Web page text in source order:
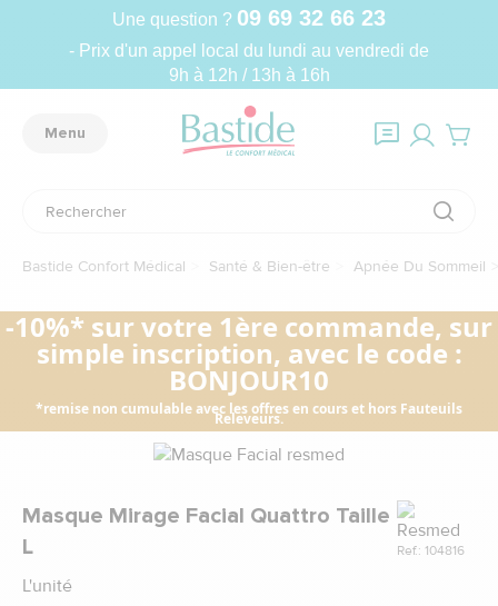
Une question ? 09 69 32 66 23
- Prix d'un appel local du lundi au vendredi de
9h à 12h / 13h à 16h
Menu
Bastide Confort Médical Santé & Bien-être Apnée Du Sommeil
-10%* sur votre 1ère commande, sur
simple inscription, avec le code :
BONJOUR10
*remise non cumulable avec les offres en cours et hors Fauteuils
Releveurs.
Masque Mirage Facial Quattro Taille
L
L'unité
Marque
Ref.: 104816